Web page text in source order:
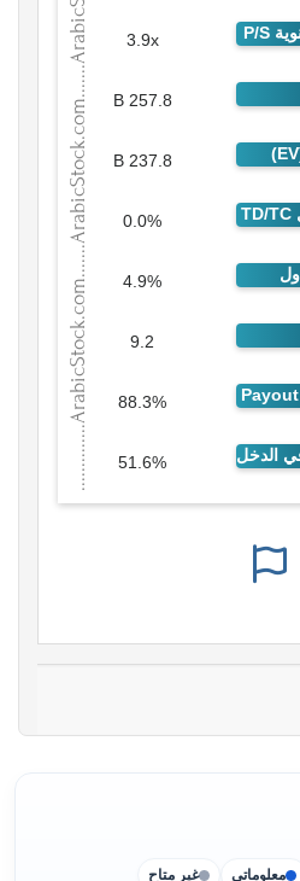
3.9x
257.8 B
237.8 B
0.0%
4.9%
9.2
88.3%
51.6%
معلوماتي غير متاح